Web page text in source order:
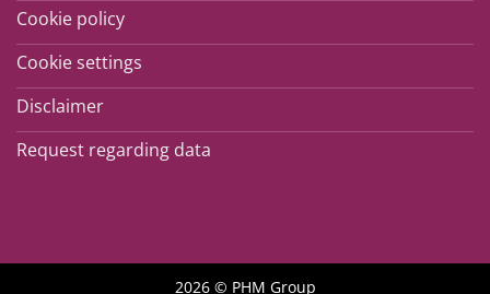
Cookie policy
Cookie settings
Disclaimer
Request regarding data
2026 © PHM Group